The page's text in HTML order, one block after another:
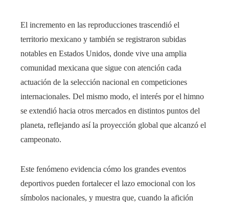
El incremento en las reproducciones trascendió el
territorio mexicano y también se registraron subidas
notables en Estados Unidos, donde vive una amplia
comunidad mexicana que sigue con atención cada
actuación de la selección nacional en competiciones
internacionales. Del mismo modo, el interés por el himno
se extendió hacia otros mercados en distintos puntos del
planeta, reflejando así la proyección global que alcanzó el
campeonato.
Este fenómeno evidencia cómo los grandes eventos
deportivos pueden fortalecer el lazo emocional con los
símbolos nacionales, y muestra que, cuando la afición